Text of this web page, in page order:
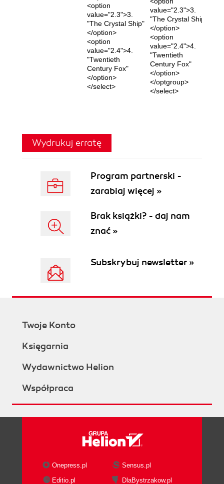
<option
value="2.3">3.
"The Crystal Ship"
</option>
<option
value="2.4">4.
"Twentieth
Century Fox"
</option>
</select>
value="2.3">3.
"The Crystal Ship"
</option>
<option
value="2.4">4.
"Twentieth
Century Fox"
</option>
</optgroup>
</select>
Wydrukuj erratę
Program partnerski -
zarabiaj więcej »
Brak książki? - daj nam
znać »
Subskrybuj newsletter »
Twoje Konto
Księgarnia
Wydawnictwo Helion
Współpraca
Onepress.pl
Sensus.pl
Editio.pl
DlaBystrzakow.pl